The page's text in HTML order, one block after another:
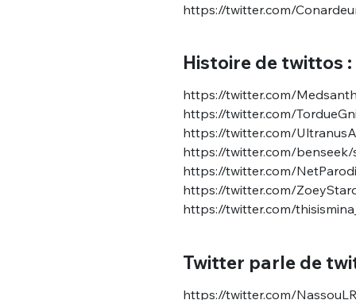
https://twitter.com/
Histoire de twittos :
https://twitter.com/
https://twitter.com/
https://twitter.com/
https://twitter.com/
https://twitter.com/
https://twitter.com/
https://twitter.com/
Twitter parle de
https://twitter.com/